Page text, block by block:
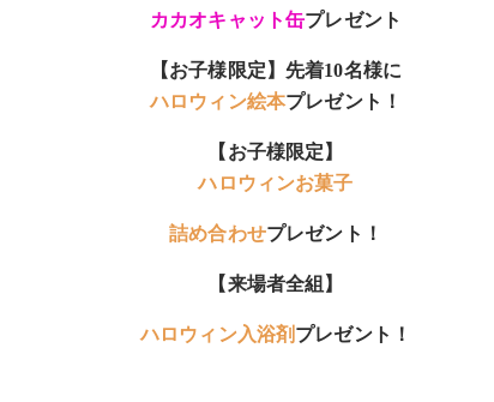
カカオキャット缶プレゼント
【お子様限定】先着10名様に
ハロウィン絵本プレゼント！
【お子様限定】
ハロウィンお菓子
詰め合わせプレゼント！
【来場者全組】
ハロウィン入浴剤 プレゼント！